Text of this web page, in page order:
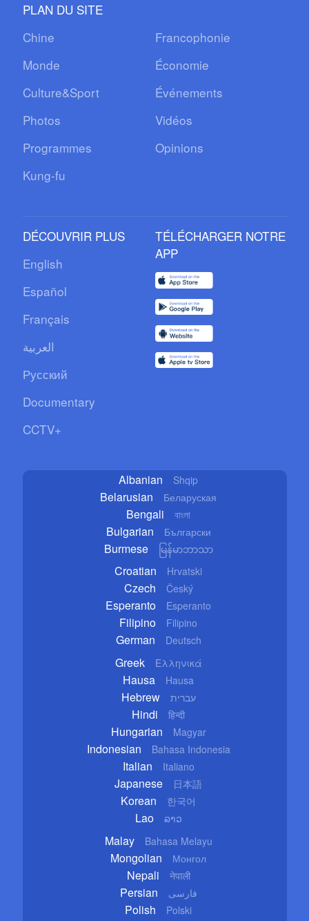
PLAN DU SITE
Chine
Francophonie
Monde
Économie
Culture&Sport
Événements
Photos
Vidéos
Programmes
Opinions
Kung-fu
DÉCOUVRIR PLUS
English
Español
Français
العربية
Русский
Documentary
CCTV+
TÉLÉCHARGER NOTRE
APP
Albanian Shqip
Belarusian Беларуская
Bengali বাংলা
Bulgarian Български
Burmese မြန်မာဘာသာ
Croatian Hrvatski
Czech Český
Esperanto Esperanto
Filipino Filipino
German Deutsch
Greek Ελληνικά
Hausa Hausa
Hebrew עברית
Hindi हिन्दी
Hungarian Magyar
Indonesian Bahasa Indonesia
Italian Italiano
Japanese 日本語
Korean 한국어
Lao ລາວ
Malay Bahasa Melayu
Mongolian Монгол
Nepali नेपाली
Persian فارسی
Polish Polski